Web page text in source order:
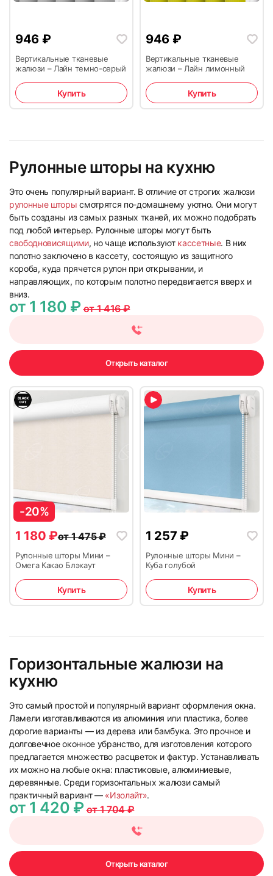
15 16
19 20
21
25 26
946 ₽
Вертикальные тканевые
жалюзи – Лайн темно-серый
Купить
946 ₽
Вертикальные тканевые
жалюзи – Лайн лимонный
Купить
Рулонные шторы на кухню
Это очень популярный вариант. В отличие от строгих жалюзи
рулонные шторы смотрятся по-домашнему уютно. Они могут
быть созданы из самых разных тканей, их можно подобрать
под любой интерьер. Рулонные шторы могут быть
свободновисящими, но чаще используют кассетные. В них
полотно заключено в кассету, состоящую из защитного
короба, куда прячется рулон при открывании, и
направляющих, по которым полотно передвигается вверх и
вниз.
от 1 180 ₽от 1 416 ₽
Открыть каталог
-20%
1 180 ₽от1 475₽
Рулонные шторы Мини –
Омега Какао Блэкаут
Купить
1 257 ₽
Рулонные шторы Мини –
Куба голубой
Купить
Горизонтальные жалюзи на
кухню
Это самый простой и популярный вариант оформления окна.
Ламели изготавливаются из алюминия или пластика, более
дорогие варианты — из дерева или бамбука. Это прочное и
долговечное оконное убранство, для изготовления которого
предлагается множество расцветок и фактур. Устанавливать
их можно на любые окна: пластиковые, алюминиевые,
деревянные. Среди горизонтальных жалюзи самый
практичный вариант — «Изолайт».
от 1 420 ₽от 1 704 ₽
Открыть каталог